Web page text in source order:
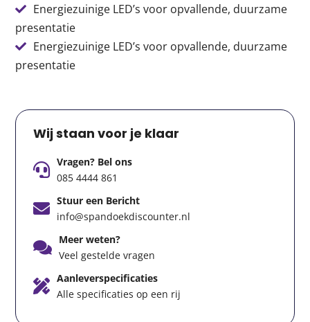
Energiezuinige LED’s voor opvallende, duurzame
presentatie
Energiezuinige LED’s voor opvallende, duurzame
presentatie
Wij staan voor je klaar
Vragen? Bel ons
085 4444 861
Stuur een Bericht
info@spandoekdiscounter.nl
Meer weten?
Veel gestelde vragen
Aanleverspecificaties
Alle specificaties op een rij